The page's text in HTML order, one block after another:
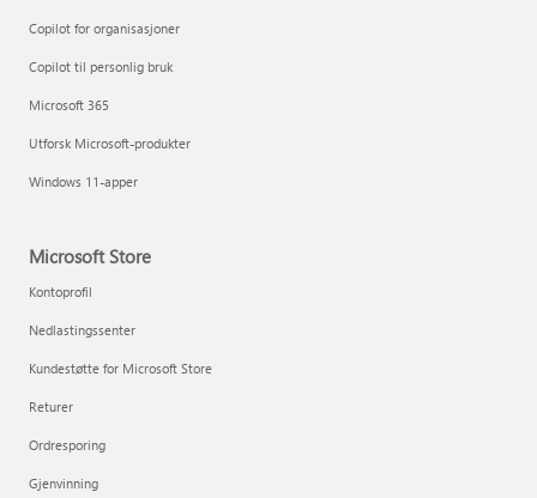
Copilot for organisasjoner
Copilot til personlig bruk
Microsoft 365
Utforsk Microsoft-produkter
Windows 11-apper
Microsoft Store
Kontoprofil
Nedlastingssenter
Kundestøtte for Microsoft Store
Returer
Ordresporing
Gjenvinning